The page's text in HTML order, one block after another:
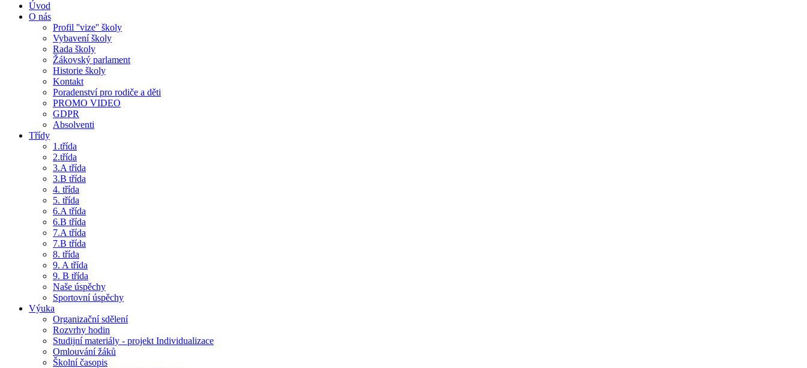
Úvod
O nás
Profil ''vize'' školy
Vybavení školy
Rada školy
Žákovský parlament
Historie školy
Kontakt
Poradenství pro rodiče a děti
PROMO VIDEO
GDPR
Absolventi
Třídy
1.třída
2.třída
3.A třída
3.B třída
4. třída
5. třída
6.A třída
6.B třída
7.A třída
7.B třída
8. třída
9. A třída
9. B třída
Naše úspěchy
Sportovní úspěchy
Výuka
Organizační sdělení
Rozvrhy hodin
Studijní materiály - projekt Individualizace
Omlouvání žáků
Školní časopis